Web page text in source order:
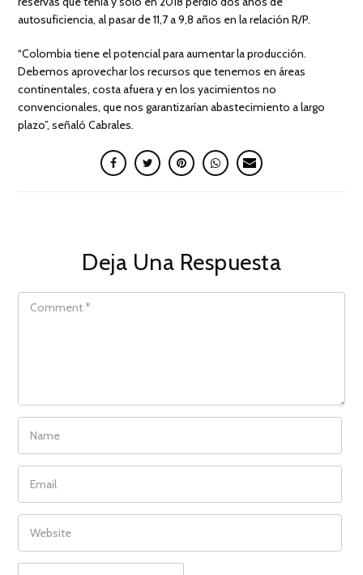
autosuficiencia, al pasar de 11,7 a 9,8 años en la relación R/P.
“Colombia tiene el potencial para aumentar la producción.
Debemos aprovechar los recursos que tenemos en áreas
continentales, costa afuera y en los yacimientos no
convencionales, que nos garantizarían abastecimiento a largo
plazo”, señaló Cabrales.
Deja Una Respuesta
COMMENT
NAME
EMAIL
WEBSITE